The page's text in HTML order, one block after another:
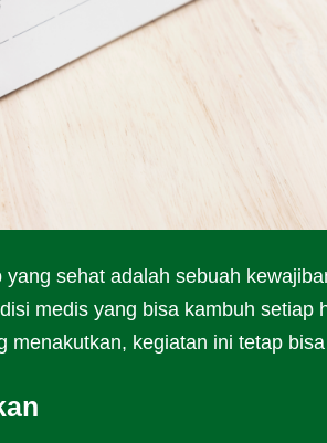
sehat adalah sebuah
medis yang bisa kambuh setiap
menakutkan, kegiatan ini tetap